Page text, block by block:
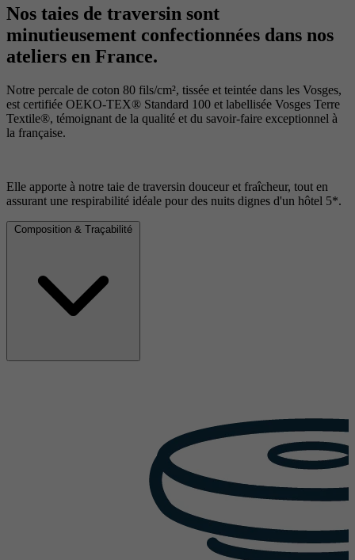
Nos taies de traversin sont
minutieusement confectionnées dans nos
ateliers en France.
Notre percale de coton 80 fils/cm², tissée et teintée dans les Vosges,
est certifiée OEKO-TEX® Standard 100 et labellisée Vosges Terre
Textile®, témoignant de la qualité et du savoir-faire exceptionnel à
la française.
Elle apporte à notre taie de traversin douceur et fraîcheur, tout en
assurant une respirabilité idéale pour des nuits dignes d'un hôtel 5*.
Composition & Traçabilité